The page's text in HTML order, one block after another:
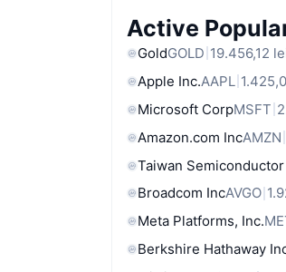
Active
GoldGOLD 19.456,12
Apple Inc.AAPL
Microsoft CorpMSFT
Amazon.com IncAMZN
Taiwan
Broadcom IncAVGO
Meta Platforms, Inc.
Berkshire Hathaway